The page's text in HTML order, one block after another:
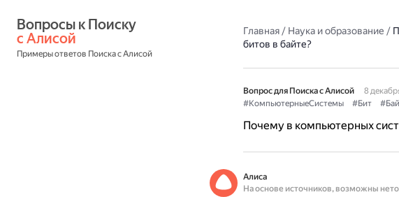
с Алисой
Примеры ответов Поиска с Алисой
Главная/ Наука и образование /
битов в байте?
Вопрос для Поиска с Алисой
8
#КомпьютерныеСистемы
#Бит
Почему в компьютерных
Алиса
На основе источников, возможны